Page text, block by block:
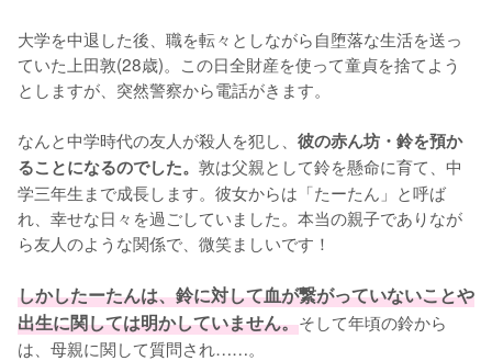
大学を中退した後、職を転々としながら自堕落な生活を送っ
ていた上田敦(28歳)。この日全財産を使って童貞を捨てよう
としますが、突然警察から電話がきます。
なんと中学時代の友人が殺人を犯し、 彼の赤ん坊・鈴を預か
ることになるのでした。 敦は父親として鈴を懸命に育て、中
学三年生まで成長します。彼女からは「たーたん」と呼ば
れ、幸せな日々を過ごしていました。本当の親子でありなが
ら友人のような関係で、微笑ましいです！
しかしたーたんは、鈴に対して血が繋がっていないことや
出生に関しては明かしていません。そして年頃の鈴から
は、母親に関して質問され……。